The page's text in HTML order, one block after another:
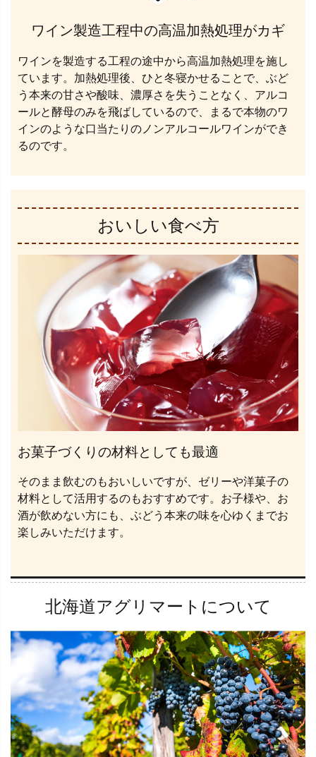
ワイン製造工程中の高温加熱処理がカギ
ワインを製造する工程の途中から高温加熱処理を施し
ています。加熱処理後、ひと冬寝かせることで、ぶど
う本来の甘さや酸味、濃厚さを失うことなく、アルコ
ールと酵母のみを飛ばしているので、まるで本物のワ
インのような口当たりのノンアルコールワインができ
るのです。
おいしい食べ方
お菓子づくりの材料としても最適
そのまま飲むのもおいしいですが、ゼリーや洋菓子の
材料として活用するのもおすすめです。お子様や、お
酒が飲めない方にも、ぶどう本来の味を心ゆくまでお
楽しみいただけます。
北海道アグリマートについて